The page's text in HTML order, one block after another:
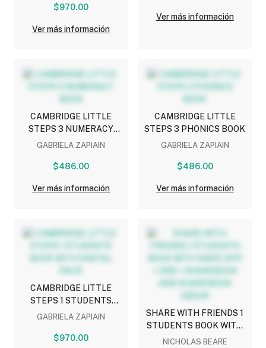
$970.00
Ver más información
Ver más información
CAMBRIDGE LITTLE
STEPS 3 NUMERACY
BOOK
GABRIELA ZAPIAIN
$486.00
Ver más información
CAMBRIDGE LITTLE
STEPS 3 PHONICS BOOK
GABRIELA ZAPIAIN
$486.00
Ver más información
CAMBRIDGE LITTLE
STEPS 1 STUDENTS
BOOK WITH DIGITAL
GABRIELA ZAPIAIN
$970.00
SHARE WITH FRIENDS 1
STUDENTS BOOK WITH
NAVIO APP + DSB +
NICHOLAS BEARE